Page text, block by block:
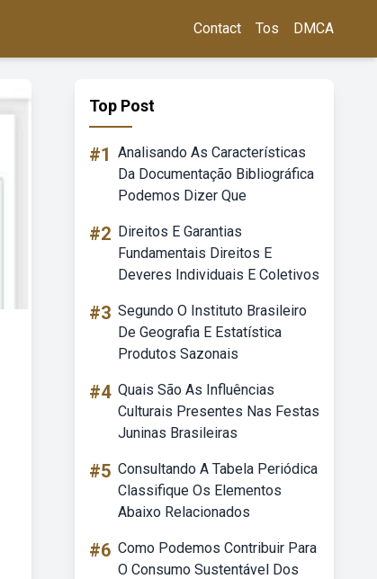
Contact Tos DMCA
Top Post
#1 Analisando As Características
Da Documentação Bibliográfica
Podemos Dizer Que
#2 Direitos E Garantias
Fundamentais Direitos E
Deveres Individuais E Coletivos
#3 Segundo O Instituto Brasileiro
De Geografia E Estatística
Produtos Sazonais
#4 Quais São As Influências
Culturais Presentes Nas Festas
Juninas Brasileiras
#5 Consultando A Tabela Periódica
Classifique Os Elementos
Abaixo Relacionados
#6 Como Podemos Contribuir Para
O Consumo Sustentável Dos